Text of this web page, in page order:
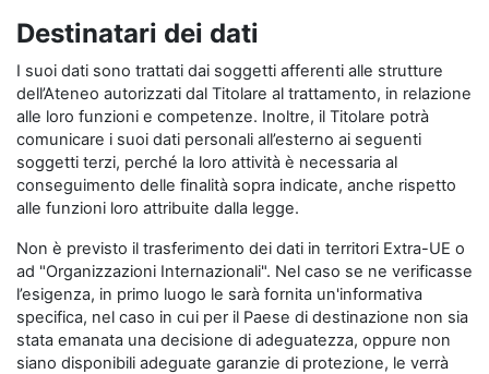
Destinatari dei dati
I suoi dati sono trattati dai soggetti afferenti alle strutture
dell’Ateneo autorizzati dal Titolare al trattamento, in relazione
alle loro funzioni e competenze. Inoltre, il Titolare potrà
comunicare i suoi dati personali all’esterno ai seguenti
soggetti terzi, perché la loro attività è necessaria al
conseguimento delle finalità sopra indicate, anche rispetto
alle funzioni loro attribuite dalla legge.
Non è previsto il trasferimento dei dati in territori Extra-UE o
ad "Organizzazioni Internazionali". Nel caso se ne verificasse
l’esigenza, in primo luogo le sarà fornita un'informativa
specifica, nel caso in cui per il Paese di destinazione non sia
stata emanata una decisione di adeguatezza, oppure non
siano disponibili adeguate garanzie di protezione, le verrà